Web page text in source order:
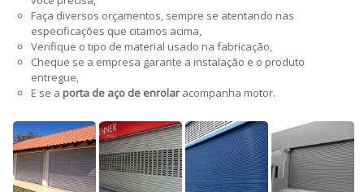
Faça diversos orçamentos, sempre se atentando nas
especificações que citamos acima,
Verifique o tipo de material usado na fabricação,
Cheque se a empresa garante a instalação e o produto
entregue,
E se a porta de aço de enrolaracompanha motor.